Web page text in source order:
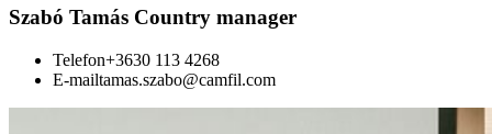
Szabó Tamás Country manager
Telefon+3630 113 4268
E-mailtamas.szabo@camfil.com